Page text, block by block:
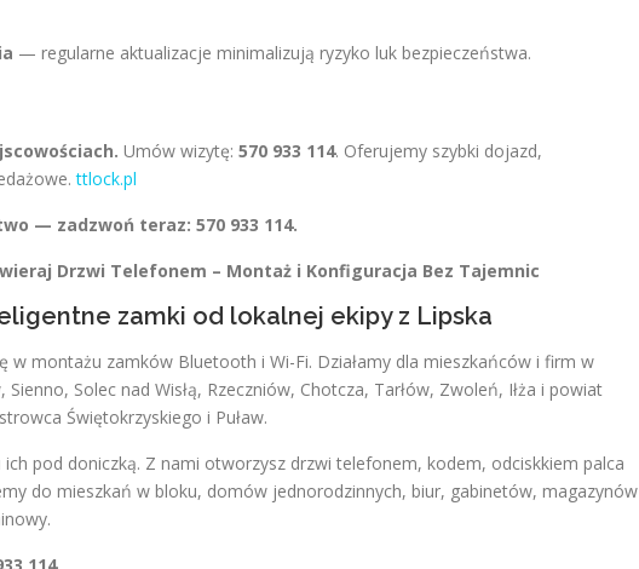
— regularne aktualizacje minimalizują ryzyko luk bezpieczeństwa.
Umów wizytę: 570 933 114. Oferujemy szybki dojazd,
ttlock.pl
— zadzwoń teraz: 570 933 114.
Drzwi Telefonem – Montaż i Konfiguracja Bez Tajemnic
zamki od lokalnej ekipy z Lipska
w montażu zamków Bluetooth i Wi-Fi. Działamy dla mieszkańców i firm w
Sienno, Solec nad Wisłą, Rzeczniów, Chotcza, Tarłów, Zwoleń, Iłża i powiat
Świętokrzyskiego i Puław.
pod doniczką. Z nami otworzysz drzwi telefonem, kodem, odciskkiem palca
do mieszkań w bloku, domów jednorodzinnych, biur, gabinetów, magazynów